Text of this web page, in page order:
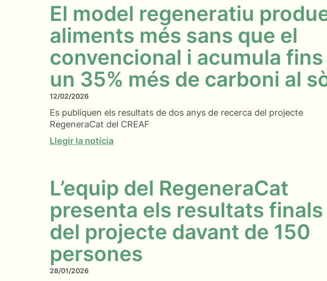
El model regeneratiu
aliments més sans que el
convencional i acumula fins
un 35% més de carboni al
12/02/2026
Es publiquen els resultats de dos anys de recerca del projecte
RegeneraCat del CREAF
Llegir la notícia
L’equip del RegeneraCat
presenta els resultats finals
del projecte davant de 150
persones
28/01/2026